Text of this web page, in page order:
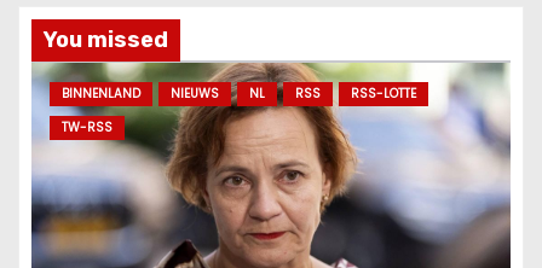
You missed
BINNENLAND NIEUWS NL RSS
RSS-LOTTE
TW-RSS